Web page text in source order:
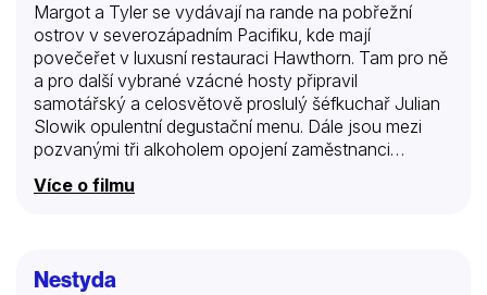
Margot a Tyler se vydávají na rande na pobřežní
ostrov v severozápadním Pacifiku, kde mají
povečeřet v luxusní restauraci Hawthorn. Tam pro ně
a pro další vybrané vzácné hosty připravil
samotářský a celosvětově proslulý šéfkuchař Julian
Slowik opulentní degustační menu. Dále jsou mezi
pozvanými tři alkoholem opojení zaměstnanci
technologické firmy Bryce , Soren a Dave , starší
bohatý pár a stálí klienti Anne a Richard . A nakonec
Felicity . Strávníky obsluhuje dokonale oblečený
Více o filmu
Nestyda